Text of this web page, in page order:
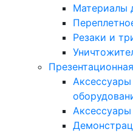
Материалы
Резаки и